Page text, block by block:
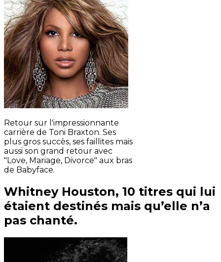
Retour sur l'impressionnante
carrière de Toni Braxton. Ses
plus gros succès, ses faillites mais
aussi son grand retour avec
"Love, Mariage, Divorce" aux bras
de Babyface.
Whitney Houston, 10 titres qui lui
étaient destinés mais qu’elle n’a
pas chanté.